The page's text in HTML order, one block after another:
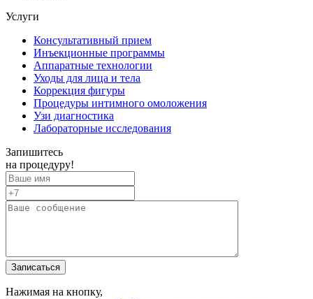
Услуги
Консультативный прием
Инъекционные программы
Аппаратные технологии
Уходы для лица и тела
Коррекция фигуры
Процедуры интимного омоложения
Узи диагностика
Лабораторные исследования
Запишитесь
на процедуру!
Записаться
Нажимая на кнопку,